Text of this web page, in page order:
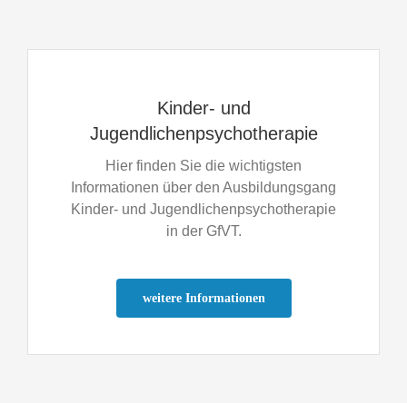
Kinder- und
Jugendlichenpsychotherapie
Hier finden Sie die wichtigsten
Informationen über den Ausbildungsgang
Kinder- und Jugendlichenpsychotherapie
in der GfVT.
weitere Informationen